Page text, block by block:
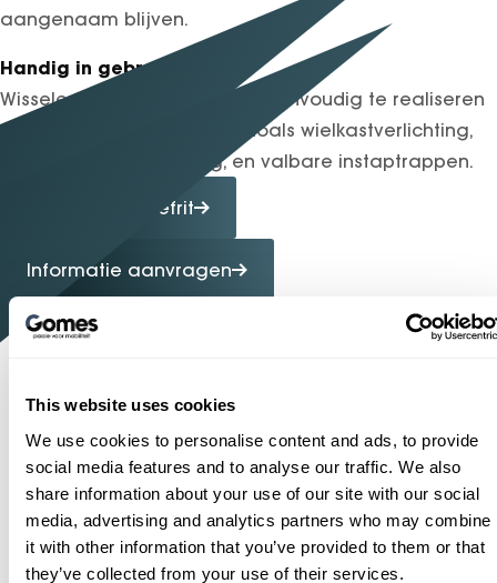
This website uses cookies
We use cookies to personalise content and ads, to provide
social media features and to analyse our traffic. We also
share information about your use of our site with our social
media, advertising and analytics partners who may combine
it with other information that you’ve provided to them or that
they’ve collected from your use of their services.
aangenaam blijven.
Handig in gebruik.
Wisselende soorten opbouw eenvoudig te realiseren
dankzij functionele details zoals wielkastverlichting,
buiten- en binnenopslag, en valbare instaptrappen.
Maak een proefrit
Informatie aanvragen
Bekijk ook